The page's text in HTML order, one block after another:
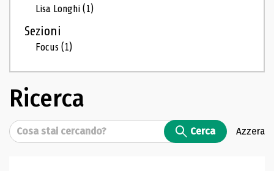
Lisa Longhi(1)
Sezioni
Focus(1)
Ricerca
Cerca Cerca Azzera